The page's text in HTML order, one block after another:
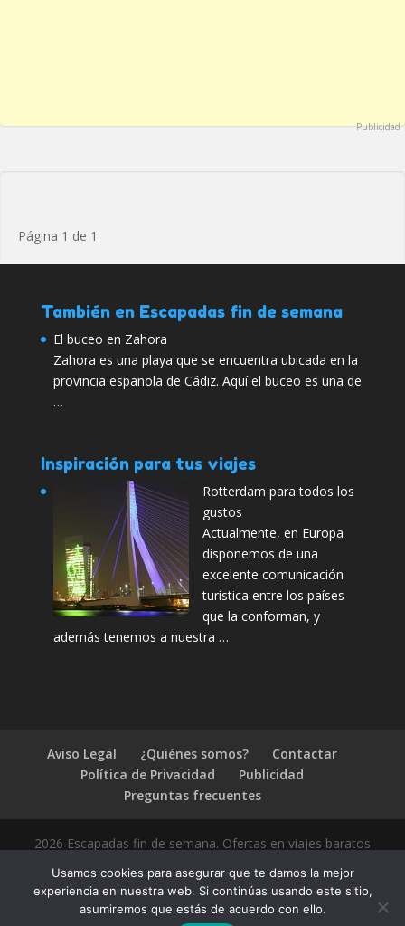
Publicidad
Página 1 de 1
También en Escapadas fin de semana
El buceo en Zahora
Zahora es una playa que se encuentra ubicada en la
provincia española de Cádiz. Aquí el buceo es una de
…
Inspiración para tus viajes
Rotterdam para todos los
gustos
Actualmente, en Europa
disponemos de una
excelente comunicación
turística entre los países
que la conforman, y
además tenemos a nuestra …
Aviso Legal ¿Quiénes somos?
Contactar
Política de Privacidad
Publicidad
Preguntas frecuentes
2026 Escapadas fin de semana. Ofertas en viajes baratos
Usamos cookies para asegurar que te damos la mejor
experiencia en nuestra web. Si continúas usando este sitio,
asumiremos que estás de acuerdo con ello.